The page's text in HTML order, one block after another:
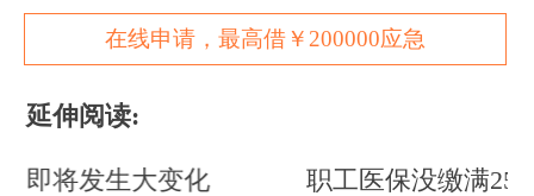
另外，因为各地的政策有所不同，具体还是以所在
地当地为准。
策的人来说，可以申请延迟退休，然后再继续工作
在线申请，最高借￥200000应急
延伸阅读:
职工医保没缴满25年就作废了？赶紧看这